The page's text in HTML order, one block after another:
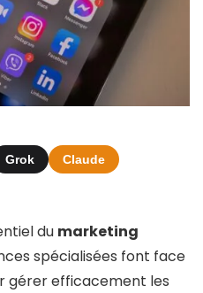
Grok
Claude
du marketing
spécialisées font face
gérer efficacement les